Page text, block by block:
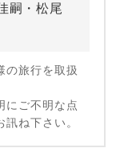
嗣・松尾
の旅行を取扱
にご不明な点
ね下さい。